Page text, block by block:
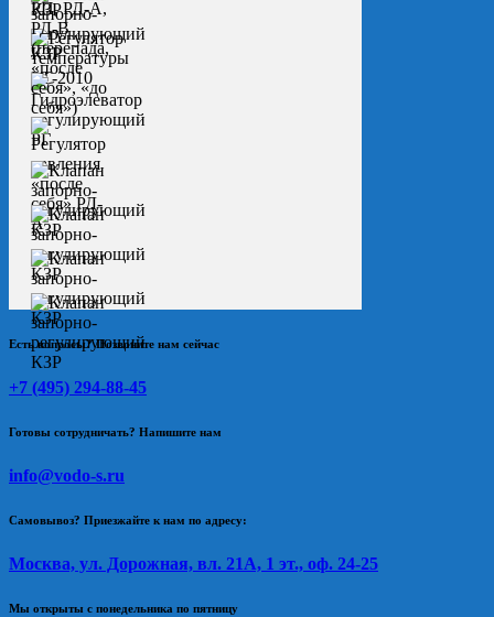
Есть вопросы? Позвоните нам сейчас
+7 (495) 294-88-45
Готовы сотрудничать? Напишите нам
info@vodo-s.ru
Самовывоз? Приезжайте к нам по адресу:
Москва, ул. Дорожная, вл. 21А, 1 эт., оф. 24-25
Мы открыты с понедельника по пятницу